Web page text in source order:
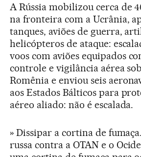
A Rússia mobilizou cerca de
na fronteira com a Ucrânia,
tanques, aviões de guerra,
helicópteros de ataque:
voos com aviões equipados
controle e vigilância aérea
Romênia e enviou seis
aos Estados Bálticos para
aéreo aliado: não é escalada.
» Dissipar a cortina de
russa contra a OTAN e o